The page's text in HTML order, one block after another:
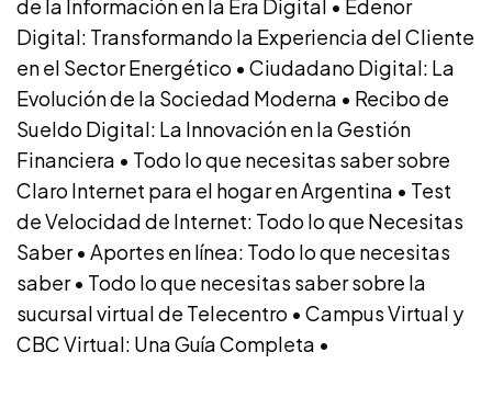
de la Información en la Era Digital • Edenor
Digital: Transformando la Experiencia del Cliente
en el Sector Energético • Ciudadano Digital: La
Evolución de la Sociedad Moderna • Recibo de
Sueldo Digital: La Innovación en la Gestión
Financiera • Todo lo que necesitas saber sobre
Claro Internet para el hogar en Argentina • Test
de Velocidad de Internet: Todo lo que Necesitas
Saber• Aportes en línea: Todo lo que necesitas
saber• Todo lo que necesitas saber sobre la
sucursal virtual de Telecentro • Campus Virtual y
CBC Virtual: Una Guía Completa •